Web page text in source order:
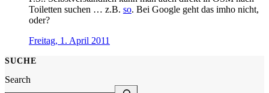
Toiletten suchen … z.B. so. Bei Google geht das imho nicht,
oder?
Freitag, 1. April 2011
SUCHE
Search